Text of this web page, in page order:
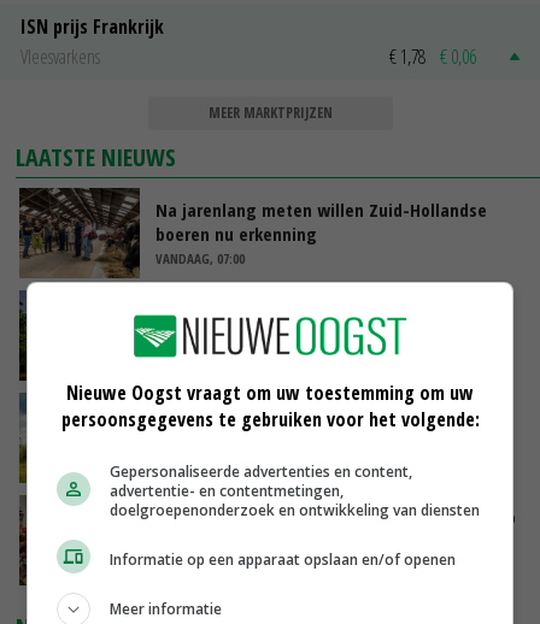
ISN prijs Frankrijk
Vleesvarkens
€ 1,78 € 0,06
MEER MARKTPRIJZEN
LAATSTE NIEUWS
Na jarenlang meten willen Zuid-Hollandse
boeren nu erkenning
VANDAAG, 07:00
Kamervragen over onttrekkingsverbod,
minister spreekt van ‘ondernemersrisico’
GISTEREN, 16:27
‘Rendement van Krullvarkens komt van de
overkant’
GISTEREN, 15:30
Oorlogen en El Niño stuwen voedselprijzen op
GISTEREN, 15:04
Nieuwe Oogst vraagt om uw toestemming om uw
persoonsgegevens te gebruiken voor het volgende:
Gepersonaliseerde advertenties en content,
advertentie- en contentmetingen,
doelgroepenonderzoek en ontwikkeling van diensten
Informatie op een apparaat opslaan en/of openen
Meer informatie